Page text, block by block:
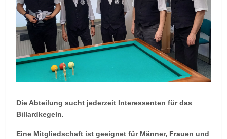
Die Abteilung sucht jederzeit Interessenten für das
Billardkegeln.
Eine Mitgliedschaft ist geeignet für Männer, Frauen und